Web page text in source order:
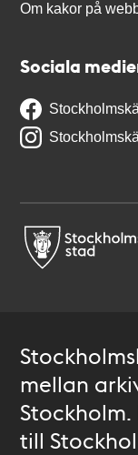
Om kakor på
Sociala
mellan
till